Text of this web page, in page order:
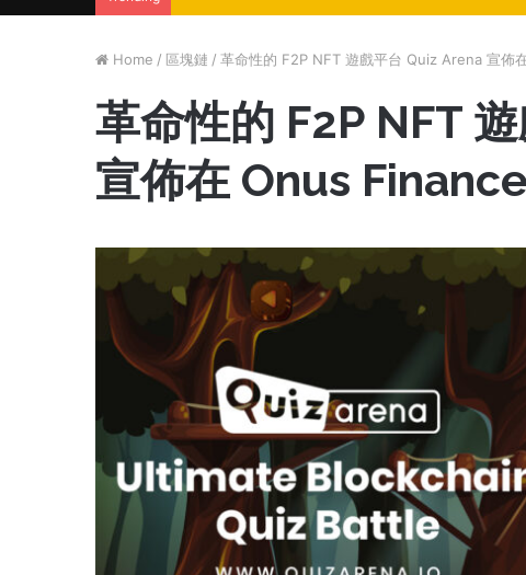
Home / 區塊鏈 / 革命性的 F2P NFT 遊戲平台 Quiz Arena 宣佈
革命性的 F2P NFT
宣佈在 Onus